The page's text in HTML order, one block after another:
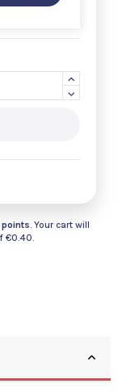
. Your cart will
€0.40.